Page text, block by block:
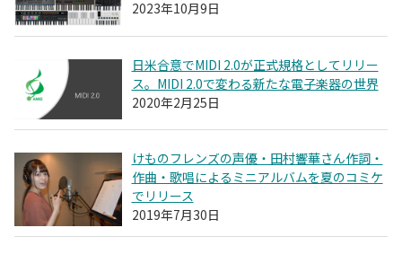
2023年10月9日
日米合意でMIDI 2.0が正式規格としてリリー
ス。MIDI 2.0で変わる新たな電子楽器の世界
2020年2月25日
けものフレンズの声優・田村響華さん作詞・
作曲・歌唱によるミニアルバムを夏のコミケ
でリリース
2019年7月30日